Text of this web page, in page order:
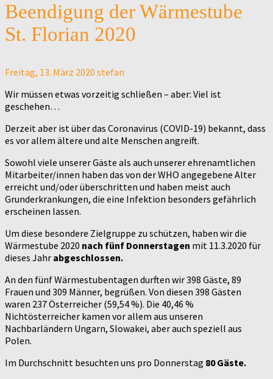
Beendigung der Wärmestube
St. Florian 2020
Freitag, 13. März 2020 stefan
Wir müssen etwas vorzeitig schließen – aber: Viel ist
geschehen…
Derzeit aber ist über das Coronavirus (COVID-19) bekannt, dass
es vor allem ältere und alte Menschen angreift.
Sowohl viele unserer Gäste als auch unserer ehrenamtlichen
Mitarbeiter/innen haben das von der WHO angegebene Alter
erreicht und/oder überschritten und haben meist auch
Grunderkrankungen, die eine Infektion besonders gefährlich
erscheinen lassen.
Um diese besondere Zielgruppe zu schützen, haben wir die
Wärmestube 2020 nach fünf Donnerstagen mit 11.3.2020 für
dieses Jahr abgeschlossen.
An den fünf Wärmestubentagen durften wir 398 Gäste, 89
Frauen und 309 Männer, begrüßen. Von diesen 398 Gästen
waren 237 Österreicher (59,54 %). Die 40,46 %
Nichtösterreicher kamen vor allem aus unseren
Nachbarländern Ungarn, Slowakei, aber auch speziell aus
Polen.
Im Durchschnitt besuchten uns pro Donnerstag 80 Gäste.